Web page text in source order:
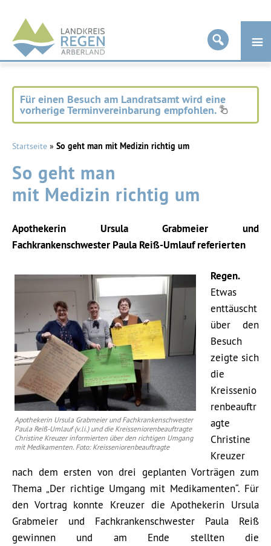
Landkreis
Regen
Für einen Besuch am Landratsamt wird eine
vorherige Terminvereinbarung empfohlen.
Startseite » So geht man mit Medizin richtig um
So geht man
mit Medizin richtig um
Apothekerin Ursula Grabmeier und
Fachkrankenschwester Paula Reiß-Umlauf referierten
Apothekerin Ursula Grabmeier und Fachkrankenschwester
Paula Reiß-Umlauf (v.li.) und die Kreisseniorenbeauftragte
Christine Kreuzer informierten über den richtigen Umgang
mit Medikamenten. Foto: Kreisseniorenbeauftragte
Regen.
Etwas
enttäuscht
über den
Besuch
zeigte sich
die
Kreissenio
renbeauftr
agte
Christine
Kreuzer
nach dem ersten von drei geplanten Vorträgen zum
Thema „Der richtige Umgang mit Medikamenten“. Für
den Vortrag konnte Kreuzer die Apothekerin Ursula
Grabmeier und Fachkrankenschwester Paula Reiß
gewinnen und am Ende stellten die